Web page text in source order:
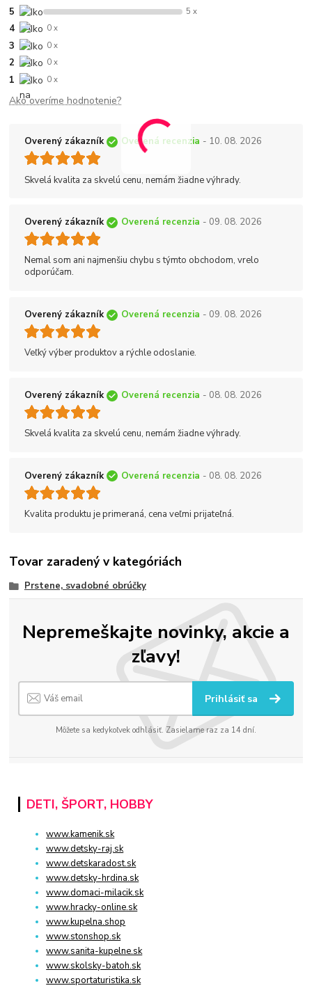
5 5 x
4 0 x
3 0 x
2 0 x
1 0 x
Ako overíme hodnotenie?
Overený zákazník Overená recenzia - 10. 08. 2026
Skvelá kvalita za skvelú cenu, nemám žiadne výhrady.
Overený zákazník Overená recenzia - 09. 08. 2026
Nemal som ani najmenšiu chybu s týmto obchodom, vrelo
odporúčam.
Overený zákazník Overená recenzia - 09. 08. 2026
Veľký výber produktov a rýchle odoslanie.
Overený zákazník Overená recenzia - 08. 08. 2026
Skvelá kvalita za skvelú cenu, nemám žiadne výhrady.
Overený zákazník Overená recenzia - 08. 08. 2026
Kvalita produktu je primeraná, cena veľmi prijateľná.
Tovar zaradený v kategóriách
Prstene, svadobné obrúčky
Nepremeškajte novinky, akcie a
zľavy!
Prihlásiť sa
Môžete sa kedykoľvek odhlásiť. Zasielame raz za 14 dní.
DETI, ŠPORT, HOBBY
www.kamenik.sk
www.detsky-raj.sk
www.detskaradost.sk
www.detsky-hrdina.sk
www.domaci-milacik.sk
www.hracky-online.sk
www.kupelna.shop
www.stonshop.sk
www.sanita-kupelne.sk
www.skolsky-batoh.sk
www.sportaturistika.sk